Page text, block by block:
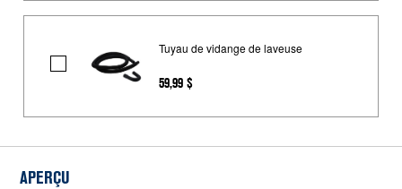
de
Tuyau
laveuse
Tuyau de vidange de laveuse
59,99 $
APERÇU